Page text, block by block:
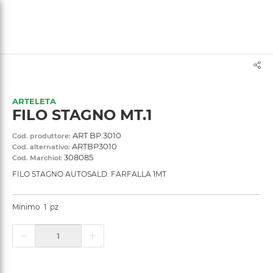
ARTELETA
FILO STAGNO MT.1
Cod. produttore: ART BP.3010
Cod. alternativo: ARTBP3010
Cod. Marchiol: 308085
FILO STAGNO AUTOSALD. FARFALLA 1MT
Minimo 1 pz